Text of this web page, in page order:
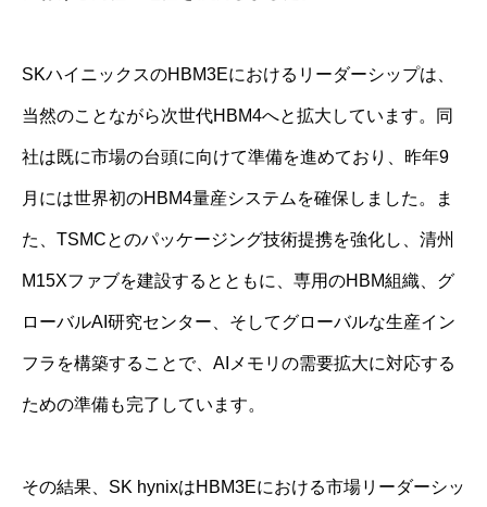
SKハイニックスのHBM3Eにおけるリーダーシップは、
当然のことながら次世代HBM4へと拡大しています。同
社は既に市場の台頭に向けて準備を進めており、昨年9
月には世界初のHBM4量産システムを確保しました。ま
た、TSMCとのパッケージング技術提携を強化し、清州
M15Xファブを建設するとともに、専用のHBM組織、グ
ローバルAI研究センター、そしてグローバルな生産イン
フラを構築することで、AIメモリの需要拡大に対応する
ための準備も完了しています。
その結果、SK hynixはHBM3Eにおける市場リーダーシッ